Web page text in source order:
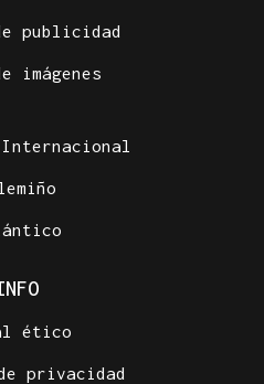
publicidad
imágenes
Internacional
ético
privacidad